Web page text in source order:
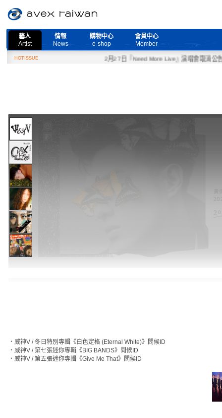
藝人
Artist
情報
News
購物中心
e-shop
會員中心
Member
HOTISSUE 2月27日『Need More Live』演唱會取消公告
‧ 威神V / 冬日特別專輯《白色定格 (Eternal White)》問候ID
‧ 威神V / 第七張迷你專輯《BIG BANDS》問候ID
‧ 威神V / 第五張迷你專輯《Give Me That》問候ID